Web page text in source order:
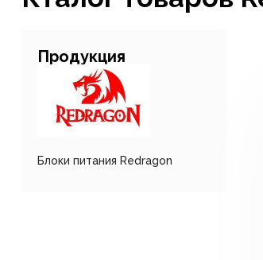
Продукция
Блоки питания Redragon